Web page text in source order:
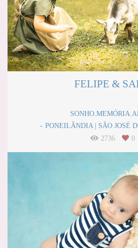
FELIPE &
PONEILÂNDIA | SÃO JOSÉ
2736
0